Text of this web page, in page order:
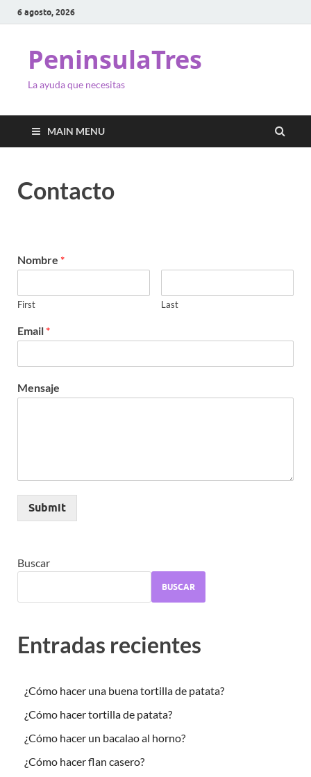
6 agosto, 2026
PeninsulaTres
La ayuda que necesitas
MAIN MENU
Contacto
Nombre *
First Last
Email *
Mensaje
Submit
Buscar
BUSCAR
Entradas recientes
¿Cómo hacer una buena tortilla de patata?
¿Cómo hacer tortilla de patata?
¿Cómo hacer un bacalao al horno?
¿Cómo hacer flan casero?